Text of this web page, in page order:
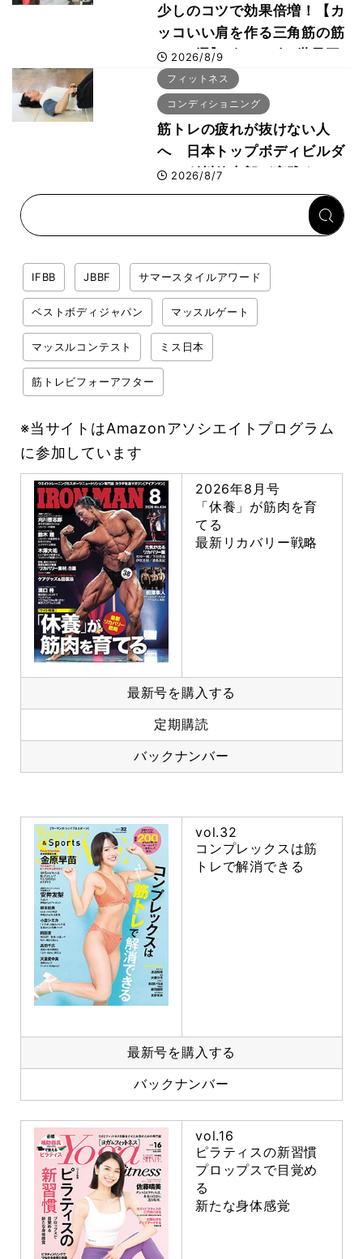
少しのコツで効果倍増！【カ
ッコいい肩を作る三角筋の筋
トレ6選】ボディビル世界王
者が解説！
2026/8/9
フィットネス
コンディショニング
筋トレの疲れが抜けない人
へ 日本トップボディビルダ
ー・刈川啓志郎が実践する
「回復習慣」
2026/8/7
IFBB JBBF サマースタイルアワード
ベストボディジャパン マッスルゲート
マッスルコンテスト ミス日本
筋トレビフォーアフター
※当サイトはAmazonアソシエイトプログラム
に参加しています
2026年8月号
「休養」が筋肉を育
てる
最新リカバリー戦略
最新号を購入する
定期購読
バックナンバー
vol.32
コンプレックスは筋
トレで解消できる
最新号を購入する
バックナンバー
vol.16
ピラティスの新習慣
プロップスで目覚め
る
新たな身体感覚